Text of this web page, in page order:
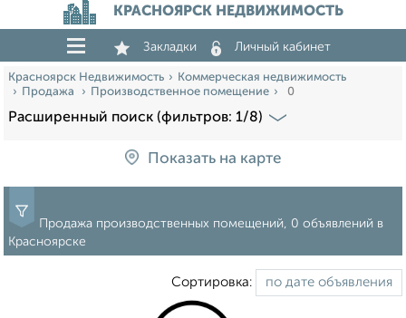
КРАСНОЯРСК НЕДВИЖИМОСТЬ
Закладки Личный кабинет
Красноярск Недвижимость
Коммерческая недвижимость
Продажа
Производственное помещение 0
Расширенный поиск (фильтров: 1/8)
Показать на карте
Продажа производственных помещений, 0 объявлений в
Красноярске
Сортировка: